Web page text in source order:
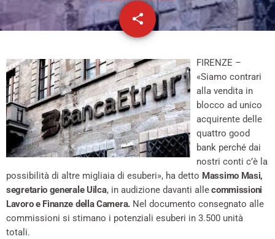
share
email
FIRENZE –
«Siamo contrari
alla vendita in
blocco ad unico
acquirente delle
quattro good
bank perché dai
nostri conti c’è la
possibilità di altre migliaia di esuberi», ha detto Massimo Masi,
segretario generale Uilca, in audizione davanti allecommissioni
Lavoro e Finanze della Camera. Nel documento consegnato alle
commissioni si stimano i potenziali esuberi in 3.500 unità
totali.